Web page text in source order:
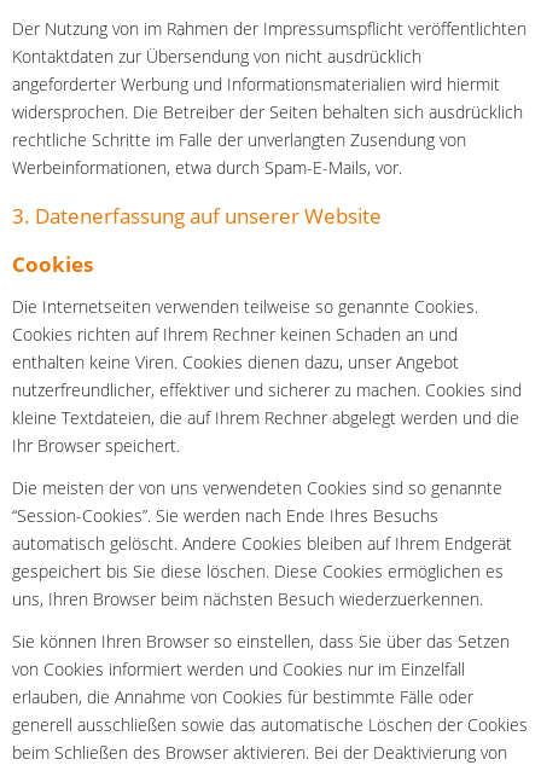
Der Nutzung von im Rahmen der Impressumspflicht veröffentlichten
Kontaktdaten zur Übersendung von nicht ausdrücklich
angeforderter Werbung und Informationsmaterialien wird hiermit
widersprochen. Die Betreiber der Seiten behalten sich ausdrücklich
rechtliche Schritte im Falle der unverlangten Zusendung von
Werbeinformationen, etwa durch Spam-E-Mails, vor.
3. Datenerfassung auf unserer Website
Cookies
Die Internetseiten verwenden teilweise so genannte Cookies.
Cookies richten auf Ihrem Rechner keinen Schaden an und
enthalten keine Viren. Cookies dienen dazu, unser Angebot
nutzerfreundlicher, effektiver und sicherer zu machen. Cookies sind
kleine Textdateien, die auf Ihrem Rechner abgelegt werden und die
Ihr Browser speichert.
Die meisten der von uns verwendeten Cookies sind so genannte
“Session-Cookies”. Sie werden nach Ende Ihres Besuchs
automatisch gelöscht. Andere Cookies bleiben auf Ihrem Endgerät
gespeichert bis Sie diese löschen. Diese Cookies ermöglichen es
uns, Ihren Browser beim nächsten Besuch wiederzuerkennen.
Sie können Ihren Browser so einstellen, dass Sie über das Setzen
von Cookies informiert werden und Cookies nur im Einzelfall
erlauben, die Annahme von Cookies für bestimmte Fälle oder
generell ausschließen sowie das automatische Löschen der Cookies
beim Schließen des Browser aktivieren. Bei der Deaktivierung von